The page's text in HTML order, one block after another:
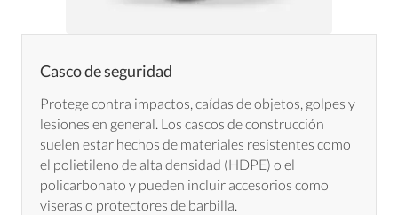
Casco de seguridad
Protege contra impactos, caídas de objetos, golpes y
lesiones en general. Los cascos de construcción
suelen estar hechos de materiales resistentes como
el polietileno de alta densidad (HDPE) o el
policarbonato y pueden incluir accesorios como
viseras o protectores de barbilla.